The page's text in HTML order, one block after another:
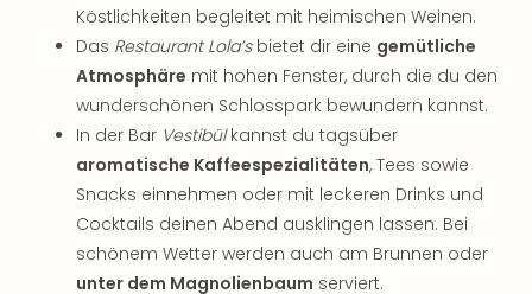
Köstlichkeiten begleitet mit heimischen Weinen.
Das Restaurant Lola’sbietet dir eine gemütliche
Atmosphäre mit hohen Fenster, durch die du den
wunderschönen Schlosspark bewundern kannst.
In der Bar Vestibülkannst du tagsüber
aromatische Kaffeespezialitäten, Tees sowie
Snacks einnehmen oder mit leckeren Drinks und
Cocktails deinen Abend ausklingen lassen. Bei
schönem Wetter werden auch am Brunnen oder
unter dem Magnolienbaum serviert.